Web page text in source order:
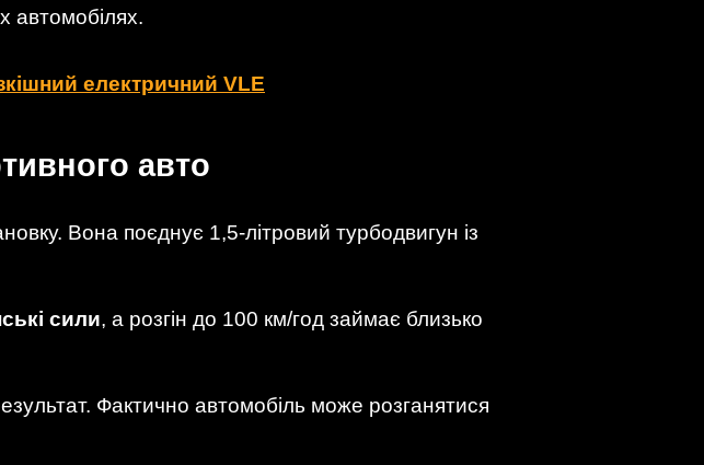
автомобілях.
електричний VLE
авто
Вона поєднує 1,5-літровий турбодвигун із
сили, а розгін до 100 км/год займає близько
Фактично автомобіль може розганятися